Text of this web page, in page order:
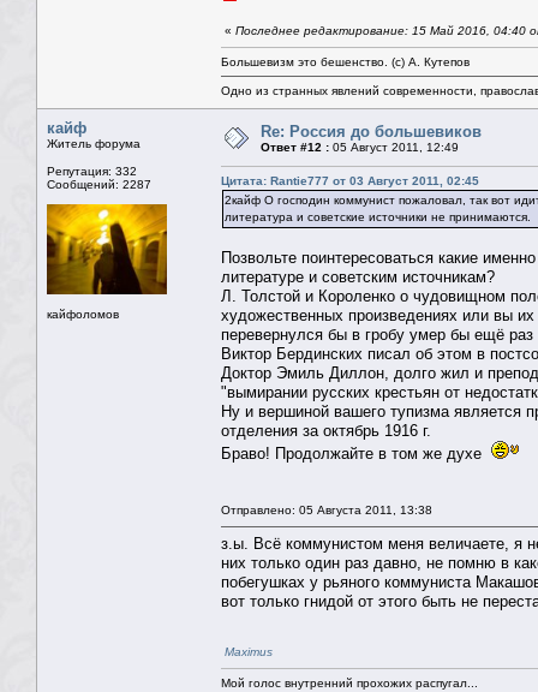
« Последнее редактирование: 15 Май 2016, 04:40
Большевизм это бешенство. (с) А. Кутепов
Одно из странных явлений современности,
кайф
Житель форума
Репутация: 332
Сообщений: 2287
кайфоломов
Re: Россия до большевиков
Ответ #12 : 05 Август 2011, 12:49
Цитата: Rantie777 от 03 Август 2011, 02:45
2кайф О господин коммунист пожаловал, так вот
литература и советские источники не принимаются.
Позвольте поинтересоваться какие
литературе и советским источникам?
Л. Толстой и Короленко о чудовищном
художественных произведениях или вы их
перевернулся бы в гробу умер бы ещё раз
Виктор Бердинских писал об этом в
Доктор Эмиль Диллон, долго жил и
"вымирании русских крестьян от
Ну и вершиной вашего тупизма является
отделения за октябрь 1916 г.
Браво! Продолжайте в том же духе
Отправлено: 05 Августа 2011, 13:38
з.ы. Всё коммунистом меня величаете, я
них только один раз давно, не помню в
побегушках у рьяного коммуниста
вот только гнидой от этого быть не
Maximus
Мой голос внутренний прохожих распугал...